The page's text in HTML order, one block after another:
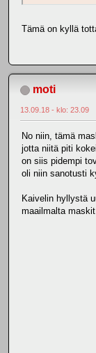
Tämä on kyllä
moti
13.09.18 - klo: 23.09
No niin, tämä
jotta niitä piti
on siis pidempi
oli niin sanotusti
Kaivelin hyllystä
maailmalta